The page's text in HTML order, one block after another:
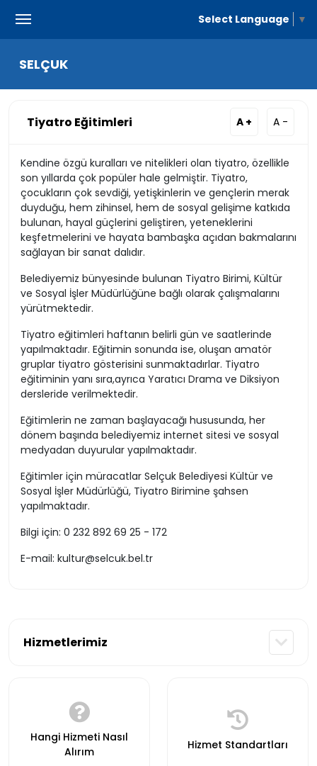
Select Language ▼
SELÇUK
Hizmetlerimiz
Hangi Hizmeti Nasıl
Alırım
Hizmet Standartları
Tiyatro Eğitimleri A + A -
Kendine özgü kuralları ve nitelikleri olan tiyatro, özellikle
son yıllarda çok popüler hale gelmiştir. Tiyatro,
çocukların çok sevdiği, yetişkinlerin ve gençlerin merak
duyduğu, hem zihinsel, hem de sosyal gelişime katkıda
bulunan, hayal güçlerini geliştiren, yeteneklerini
keşfetmelerini ve hayata bambaşka açıdan bakmalarını
sağlayan bir sanat dalıdır.
Belediyemiz bünyesinde bulunan Tiyatro Birimi, Kültür
ve Sosyal İşler Müdürlüğüne bağlı olarak çalışmalarını
yürütmektedir.
Tiyatro eğitimleri haftanın belirli gün ve saatlerinde
yapılmaktadır. Eğitimin sonunda ise, oluşan amatör
gruplar tiyatro gösterisini sunmaktadırlar. Tiyatro
eğitiminin yanı sıra,ayrıca Yaratıcı Drama ve Diksiyon
dersleride verilmektedir.
Eğitimlerin ne zaman başlayacağı hususunda, her
dönem başında belediyemiz internet sitesi ve sosyal
medyadan duyurular yapılmaktadır.
Eğitimler için müracatlar Selçuk Belediyesi Kültür ve
Sosyal İşler Müdürlüğü, Tiyatro Birimine şahsen
yapılmaktadır.
Bilgi için: 0 232 892 69 25 - 172
E-mail: kultur@selcuk.bel.tr